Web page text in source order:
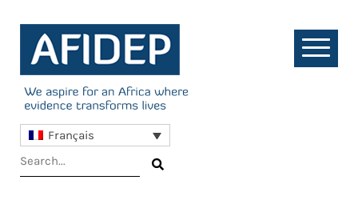
Français